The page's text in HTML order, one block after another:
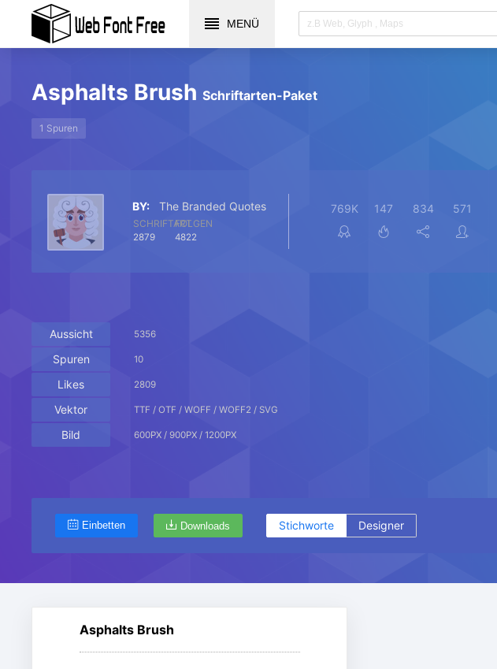
MENÜ
Asphalts Brush Schriftarten-Paket
1 Spuren
BY: The Branded Quotes
SCHRIFTART
2879
FOLGEN
4822
769K 147 834 571
Aussicht 5356
Spuren 10
Likes 2809
Vektor TTF / OTF / WOFF / WOFF2 / SVG
Bild 600PX / 900PX / 1200PX
Einbetten Downloads Stichworte Designer
Asphalts Brush